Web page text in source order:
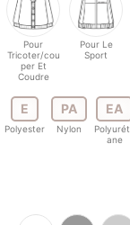
Pour
Tricoter/cou
per Et
Coudre
Pour Le
Sport
E
Polyester
PA
Nylon
EA
ane